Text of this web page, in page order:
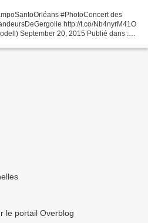
#PhotoConcert des
http://t.co/Nb4nyrM41O
September 20, 2015 Publié dans :
le portail Overblog